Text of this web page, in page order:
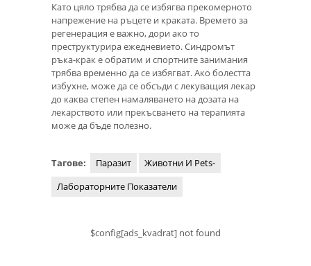
Като цяло трябва да се избягва прекомерното
напрежение на ръцете и краката. Времето за
регенерация е важно, дори ако то
преструктурира ежедневието. Синдромът
ръка-крак е обратим и спортните занимания
трябва временно да се избягват. Ако болестта
избухне, може да се обсъди с лекуващия лекар
до каква степен намаляването на дозата на
лекарството или прекъсването на терапията
може да бъде полезно.
Тагове: Паразит
Животни И Pets-
Лабораторните Показатели
$config[ads_kvadrat] not found